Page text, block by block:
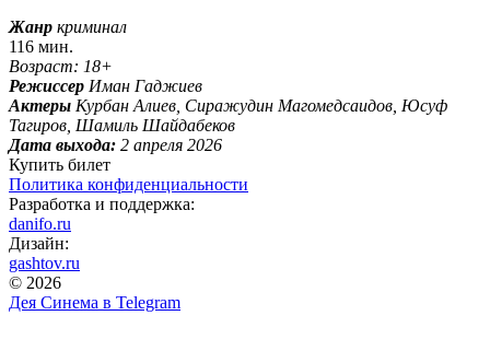
Жанр криминал
116 мин.
Возраст: 18+
Режиссер Иман Гаджиев
Актеры Курбан Алиев, Сиражудин Магомедсаидов, Юсуф
Тагиров, Шамиль Шайдабеков
Дата выхода: 2 апреля 2026
Купить билет
Политика конфиденциальности
Разработка и поддержка:
danifo.ru
Дизайн:
gashtov.ru
© 2026
Дея Синема в Telegram